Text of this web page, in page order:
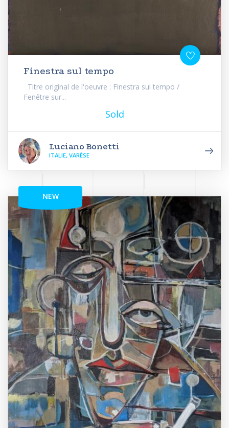
Finestra sul tempo
Titre original de l'oeuvre : Finestra sul tempo /
Fenêtre sur...
Sold
Luciano Bonetti
ITALIE, VARÈSE
NEW